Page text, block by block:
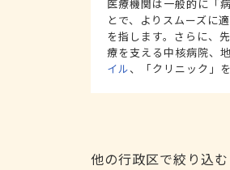
医療機関は一般的に「
とで、よりスムーズに
を指します。さらに、
療を支える中核病院、
イル、「クリニック」
他の行政区で絞り込む